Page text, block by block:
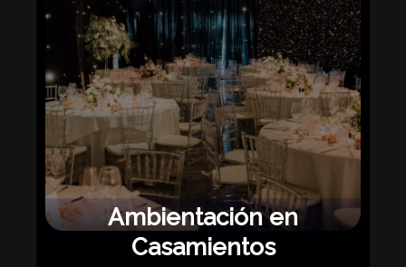
Ambientación en
Casamientos